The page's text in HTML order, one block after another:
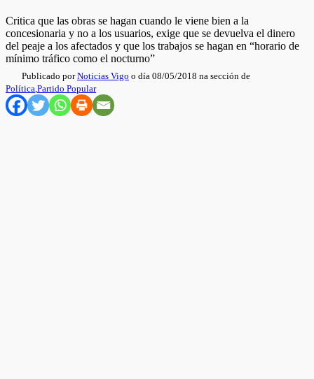
Critica que las obras se hagan cuando le viene bien a la
concesionaria y no a los usuarios, exige que se devuelva el dinero
del peaje a los afectados y que los trabajos se hagan en “horario de
mínimo tráfico como el nocturno”
Publicado porNoticias Vigo o día 08/05/2018 na sección de
Política,Partido Popular